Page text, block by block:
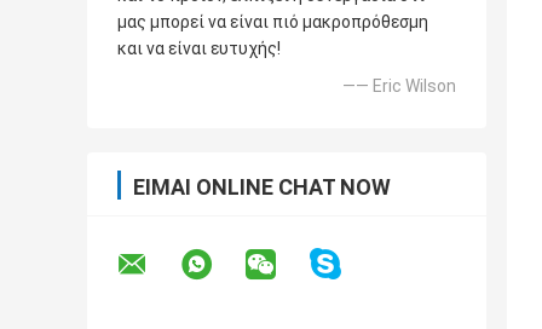
μας μπορεί να είναι πιό μακροπρόθεσμη
και να είναι ευτυχής!
—— Eric Wilson
ΕΊΜΑΙ ONLINE CHAT NOW